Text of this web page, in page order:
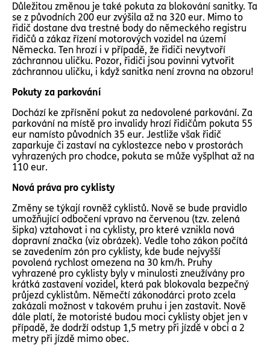
Důležitou změnou je také pokuta za blokování sanitky. Ta
se z původních 200 eur zvýšila až na 320 eur. Mimo to
řidič dostane dva trestné body do německého registru
řidičů a zákaz řízení motorových vozidel na území
Německa. Ten hrozí i v případě, že řidiči nevytvoří
záchrannou uličku. Pozor, řidiči jsou povinni vytvořit
záchrannou uličku, i když sanitka není zrovna na obzoru!
Pokuty za parkování
Dochází ke zpřísnění pokut za nedovolené parkování. Za
parkování na místě pro invalidy hrozí řidičům pokuta 55
eur namísto původních 35 eur. Jestliže však řidič
zaparkuje či zastaví na cyklostezce nebo v prostorách
vyhrazených pro chodce, pokuta se může vyšplhat až na
110 eur.
Nová práva pro cyklisty
Změny se týkají rovněž cyklistů. Nově se bude pravidlo
umožňující odbočení vpravo na červenou (tzv. zelená
šipka) vztahovat i na cyklisty, pro které vznikla nová
dopravní značka (viz obrázek). Vedle toho zákon počítá
se zavedením zón pro cyklisty, kde bude nejvyšší
povolená rychlost omezena na 30 km/h. Pruhy
vyhrazené pro cyklisty byly v minulosti zneužívány pro
krátká zastavení vozidel, která pak blokovala bezpečný
průjezd cyklistům. Němečtí zákonodárci proto zcela
zakázali možnost v takovém pruhu i jen zastavit. Nově
dále platí, že motoristé budou moci cyklisty objet jen v
případě, že dodrží odstup 1,5 metry při jízdě v obci a 2
metry při jízdě mimo obec.